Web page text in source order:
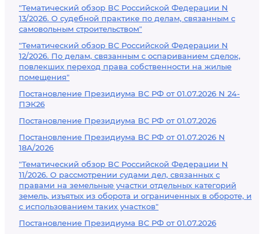
"Тематический обзор ВС Российской Федерации N
13/2026. О судебной практике по делам, связанным с
самовольным строительством"
"Тематический обзор ВС Российской Федерации N
12/2026. По делам, связанным с оспариванием сделок,
повлекших переход права собственности на жилые
помещения"
Постановление Президиума ВС РФ от 01.07.2026 N 24-
ПЭК26
Постановление Президиума ВС РФ от 01.07.2026
Постановление Президиума ВС РФ от 01.07.2026 N
18А/2026
"Тематический обзор ВС Российской Федерации N
11/2026. О рассмотрении судами дел, связанных с
правами на земельные участки отдельных категорий
земель, изъятых из оборота и ограниченных в обороте, и
с использованием таких участков"
Постановление Президиума ВС РФ от 01.07.2026